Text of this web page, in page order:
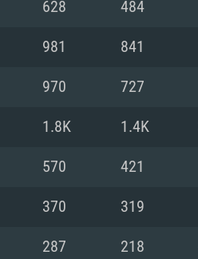
항
628 484
981 841
970 727
1.8K 1.4K
570 421
370 319
287 218